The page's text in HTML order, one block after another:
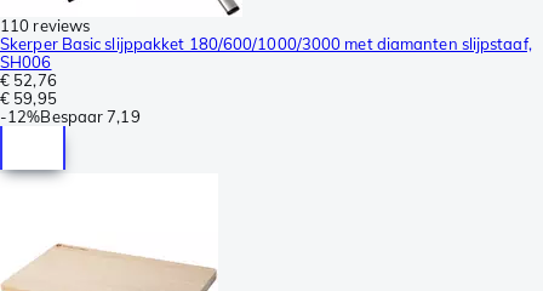
110 reviews
Skerper Basic slijppakket 180/600/1000/3000 met diamanten slijpstaaf,
SH006
€ 52,76
€ 59,95
-12%Bespaar 7,19